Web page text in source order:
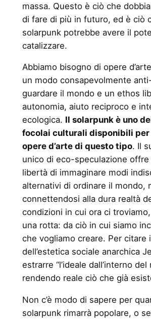
massa. Questo è ciò che
di fare di più in futuro, ed è ciò
solarpunk potrebbe avere il
catalizzare.
Abbiamo bisogno di opere
un modo consapevolmente
guardare il mondo e un ethos
autonomia, aiuto reciproco e
ecologica. Il solarpunk è uno
focolai culturali disponibili per
opere d’arte di questo tipo. Il
unico di eco-speculazione
libertà di immaginare modi
alternativi di ordinare il mondo,
connettendosi alla dura realtà
condizioni in cui ora ci
una rotta: da ciò in cui siamo
che vogliamo creare. Per citare
dell’estetica sociale anarchica
estrarre “l’ideale dall’interno del
rendendo reale ciò che già
Non c’è modo di sapere per
solarpunk rimarrà popolare, o